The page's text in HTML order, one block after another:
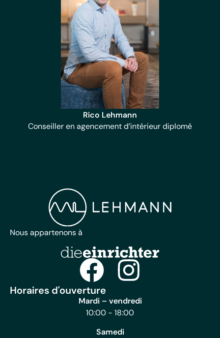
Rico Lehmann
Conseiller en agencement d’intérieur diplomé
Nous appartenons à
Horaires d'ouverture
Mardi – vendredi
10:00 - 18:00
Samedi